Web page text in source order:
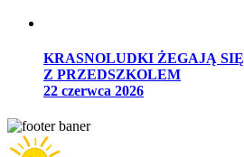
KRASNOLUDKI ŻEGAJĄ SIĘ
Z PRZEDSZKOLEM
22 czerwca 2026